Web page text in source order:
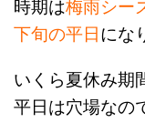
時期は梅雨シー
下旬の平日にな
いくら夏休み期
平日は穴場なの